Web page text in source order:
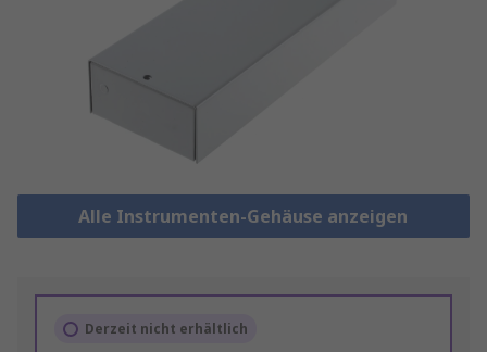
Alle Instrumenten-Gehäuse anzeigen
Derzeit nicht erhältlich